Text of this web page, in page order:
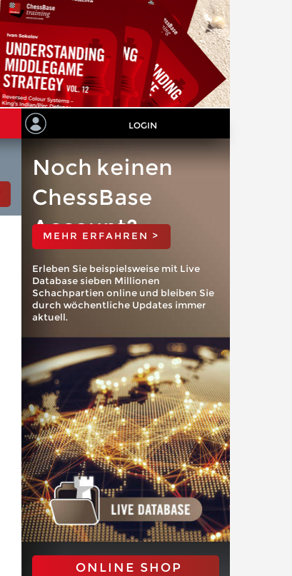
LOGIN
Noch keinen
ChessBase
Account?
MEHR ERFAHREN >
Erleben Sie beispielsweise mit Live
Database sieben Millionen
Schachpartien online und bleiben Sie
durch wöchentliche Updates immer
aktuell.
ONLINE SHOP